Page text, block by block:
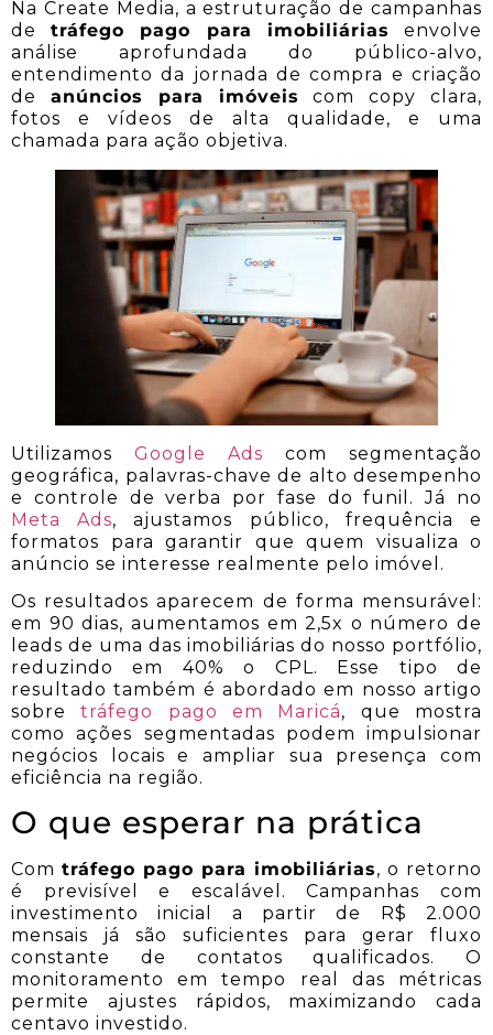
Na Create Media, a estruturação de campanhas
detráfego pago para imobiliárias envolve
análise aprofundada do público-alvo,
entendimento da jornada de compra e criação
de anúncios para imóveis com copy clara,
fotos e vídeos de alta qualidade, e uma
chamada para ação objetiva.
Utilizamos Google Ads com segmentação
geográfica, palavras-chave de alto desempenho
e controle de verba por fase do funil. Já no
Meta Ads, ajustamos público, frequência e
formatos para garantir que quem visualiza o
anúncio se interesse realmente pelo imóvel.
Os resultados aparecem de forma mensurável:
em 90 dias, aumentamos em 2,5x o número de
leads de uma das imobiliárias do nosso portfólio,
reduzindo em 40% o CPL. Esse tipo de
resultado também é abordado em nosso artigo
sobretráfego pago em Maricá, que mostra
como ações segmentadas podem impulsionar
negócios locais e ampliar sua presença com
eficiência na região.
O que esperar na prática
Com tráfego pago para imobiliárias, o retorno
é previsível e escalável. Campanhas com
investimento inicial a partir de R$ 2.000
mensais já são suficientes para gerar fluxo
constante de contatos qualificados. O
monitoramento em tempo real das métricas
permite ajustes rápidos, maximizando cada
centavo investido.